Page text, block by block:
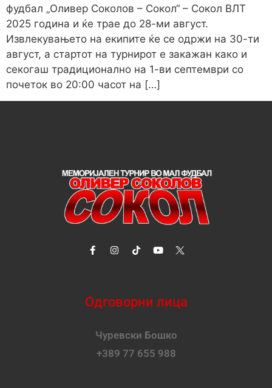
фудбал „Оливер Соколов – Сокол“ – Сокол ВЛТ
2025 година и ќе трае до 28-ми август.
Извлекувањето на екипите ќе се одржи на 30-ти
август, а стартот на турнирот е закажан како и
секогаш традиционално на 1-ви септември со
почеток во 20:00 часот на […]
Одговорни лица
Чуревски Бошко
+389 77 655 988